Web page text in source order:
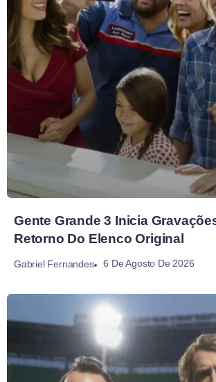
Gente Grande 3 Inicia
Retorno Do Elenco Original
Gabriel Fernandes 6 De Agosto De 2026